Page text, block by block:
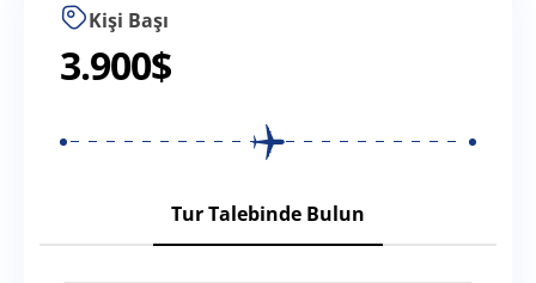
Kişi Başı
3.900$
Tur Talebinde Bulun